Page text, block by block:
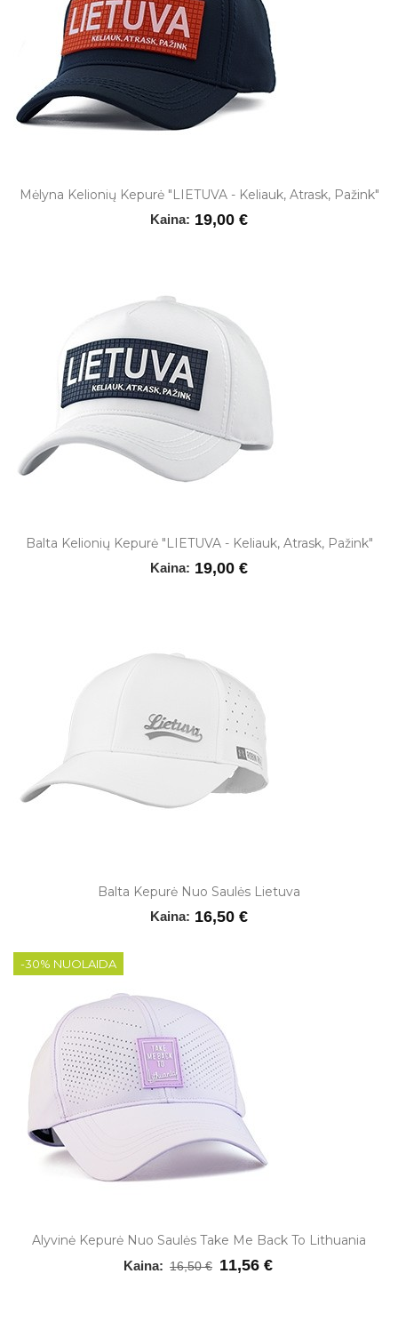
Mėlyna Kelionių Kepurė "LIETUVA - Keliauk, Atrask, Pažink"
Kaina: 19,00 €
Balta Kelionių Kepurė "LIETUVA - Keliauk, Atrask, Pažink"
Kaina: 19,00 €
Balta Kepurė Nuo Saulės Lietuva
Kaina: 16,50 €
Alyvinė Kepurė Nuo Saulės Take Me Back To Lithuania
Kaina: 16,50 € 11,56 €
-30% NUOLAIDA